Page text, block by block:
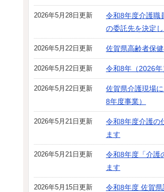
2026年5月28日更新
令和8年度介護職
の委託先を決定
2026年5月22日更新 佐賀県高齢者保
2026年5月22日更新 令和8年（2026
2026年5月22日更新
佐賀県介護現場
8年度事業）
2026年5月21日更新
令和8年度介護の
ます
2026年5月21日更新
令和8年度「介護
ます
2026年5月15日更新 令和8年度 佐賀